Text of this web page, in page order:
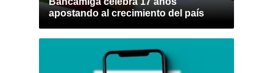
apostando al crecimiento del país